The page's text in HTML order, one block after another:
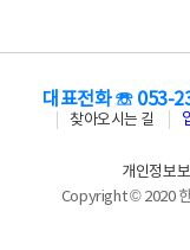
대표전화 ☏ 053-
찾아오시는 길
개인정보
Copyright © 2020